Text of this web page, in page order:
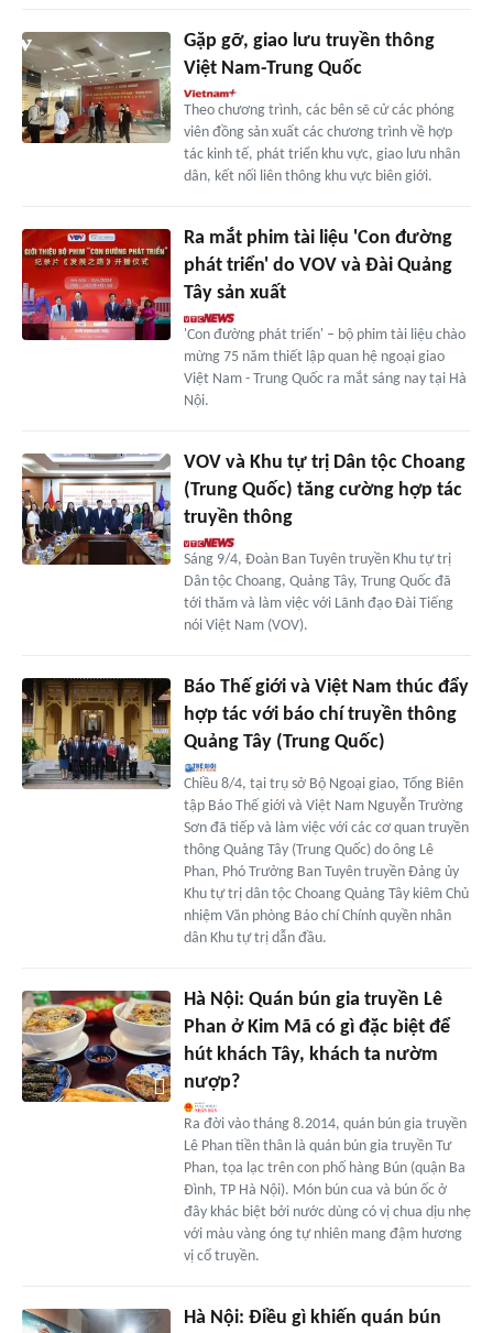
Gặp gỡ, giao lưu truyền thông
Việt Nam-Trung Quốc
Theo chương trình, các bên sẽ cử các phóng
viên đồng sản xuất các chương trình về hợp
tác kinh tế, phát triển khu vực, giao lưu nhân
dân, kết nối liên thông khu vực biên giới.
Ra mắt phim tài liệu 'Con đường
phát triển' do VOV và Đài Quảng
Tây sản xuất
'Con đường phát triển' – bộ phim tài liệu chào
mừng 75 năm thiết lập quan hệ ngoại giao
Việt Nam - Trung Quốc ra mắt sáng nay tại Hà
Nội.
VOV và Khu tự trị Dân tộc Choang
(Trung Quốc) tăng cường hợp tác
truyền thông
Sáng 9/4, Đoàn Ban Tuyên truyền Khu tự trị
Dân tộc Choang, Quảng Tây, Trung Quốc đã
tới thăm và làm việc với Lãnh đạo Đài Tiếng
nói Việt Nam (VOV).
Báo Thế giới và Việt Nam thúc đẩy
hợp tác với báo chí truyền thông
Quảng Tây (Trung Quốc)
Chiều 8/4, tại trụ sở Bộ Ngoại giao, Tổng Biên
tập Báo Thế giới và Việt Nam Nguyễn Trường
Sơn đã tiếp và làm việc với các cơ quan truyền
thông Quảng Tây (Trung Quốc) do ông Lê
Phan, Phó Trưởng Ban Tuyên truyền Đảng ủy
Khu tự trị dân tộc Choang Quảng Tây kiêm Chủ
nhiệm Văn phòng Báo chí Chính quyền nhân
dân Khu tự trị dẫn đầu.
Hà Nội: Quán bún gia truyền Lê
Phan ở Kim Mã có gì đặc biệt để
hút khách Tây, khách ta nườm
nượp?
Ra đời vào tháng 8.2014, quán bún gia truyền
Lê Phan tiền thân là quán bún gia truyền Tư
Phan, tọa lạc trên con phố hàng Bún (quận Ba
Đình, TP Hà Nội). Món bún cua và bún ốc ở
đây khác biệt bởi nước dùng có vị chua dịu nhẹ
với màu vàng óng tự nhiên mang đậm hương
vị cổ truyền.
Hà Nội: Điều gì khiến quán bún